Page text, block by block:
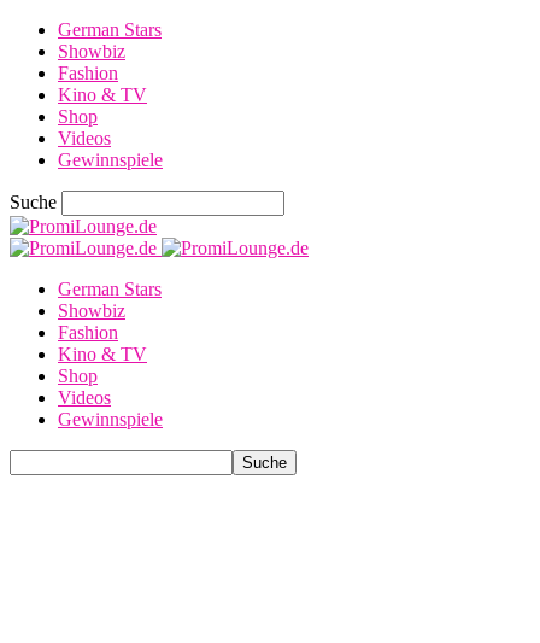
German Stars
Showbiz
Fashion
Kino & TV
Shop
Videos
Gewinnspiele
Suche
German Stars
Showbiz
Fashion
Kino & TV
Shop
Videos
Gewinnspiele